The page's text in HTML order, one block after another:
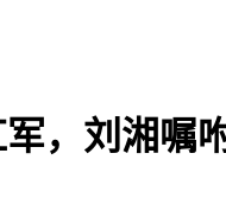
，刘湘嘱